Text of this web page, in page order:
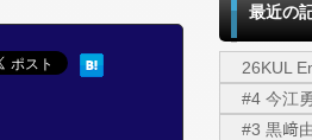
最近の
26KUL
#4 今江
#3 黒﨑